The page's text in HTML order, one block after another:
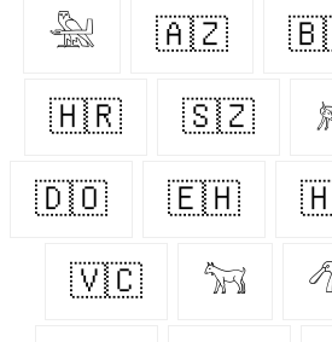
𓅖 🇦🇿
🇭🇷 🇸🇿
🇩🇴 🇪🇭
🇻🇨 𓃙